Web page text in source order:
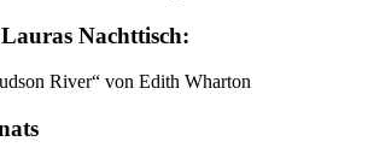
Nachttisch:
River“ von Edith Wharton